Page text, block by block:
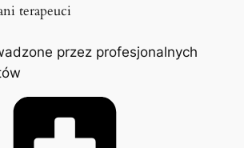
terapeuci
przez profesjonalnych